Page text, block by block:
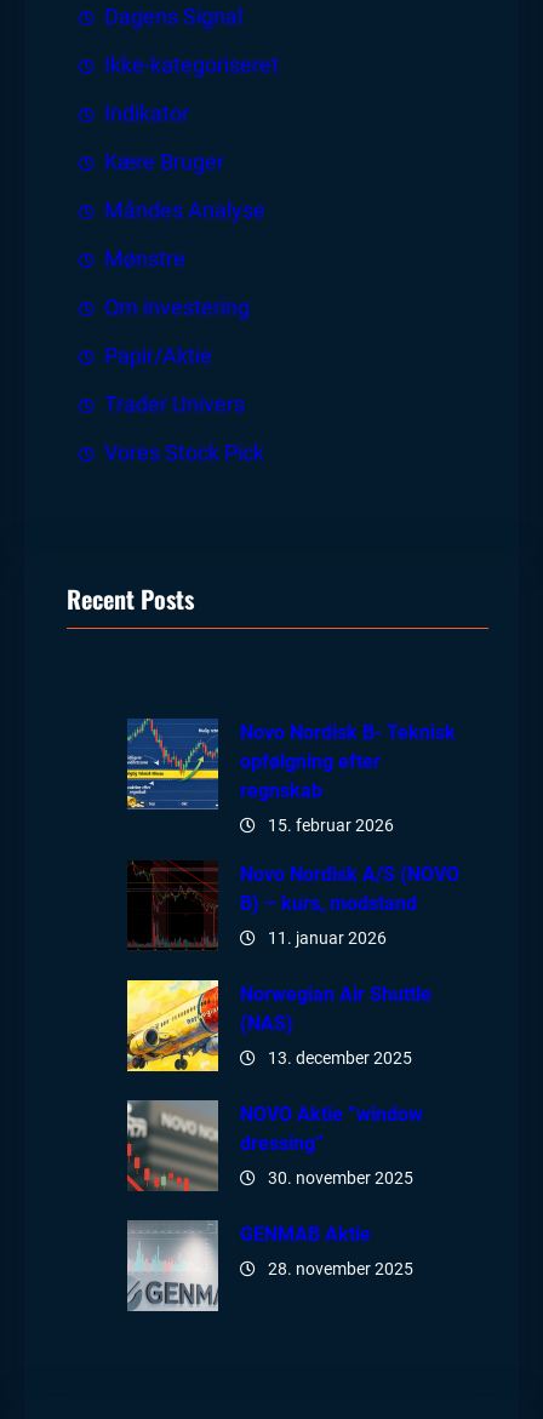
Dagens Signal
Ikke-kategoriseret
Indikator
Kære Bruger
Måndes Analyse
Mønstre
Om investering
Papir/Aktie
Trader Univers
Vores Stock Pick
Recent Posts
Novo Nordisk B- Teknisk
opfølgning efter
regnskab
15. februar 2026
Novo Nordisk A/S (NOVO
B) – kurs, modstand
11. januar 2026
Norwegian Air Shuttle
(NAS)
13. december 2025
NOVO Aktie ”window
dressing”
30. november 2025
GENMAB Aktie
28. november 2025